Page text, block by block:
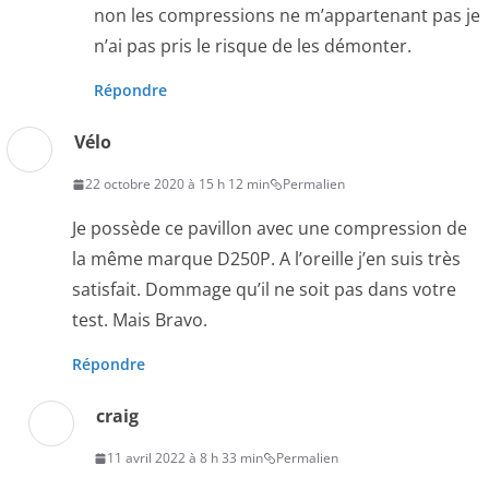
non les compressions ne m’appartenant pas je
n’ai pas pris le risque de les démonter.
Répondre
Vélo
22 octobre 2020 à 15 h 12 min Permalien
Je possède ce pavillon avec une compression de
la même marque D250P. A l’oreille j’en suis très
satisfait. Dommage qu’il ne soit pas dans votre
test. Mais Bravo.
Répondre
craig
11 avril 2022 à 8 h 33 min Permalien